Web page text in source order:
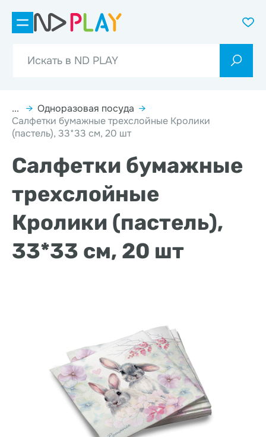
... → Одноразовая посуда →
Салфетки бумажные трехслойные Кролики
(пастель), 33*33 см, 20 шт
Салфетки бумажные
трехслойные
Кролики (пастель),
33*33 см, 20 шт